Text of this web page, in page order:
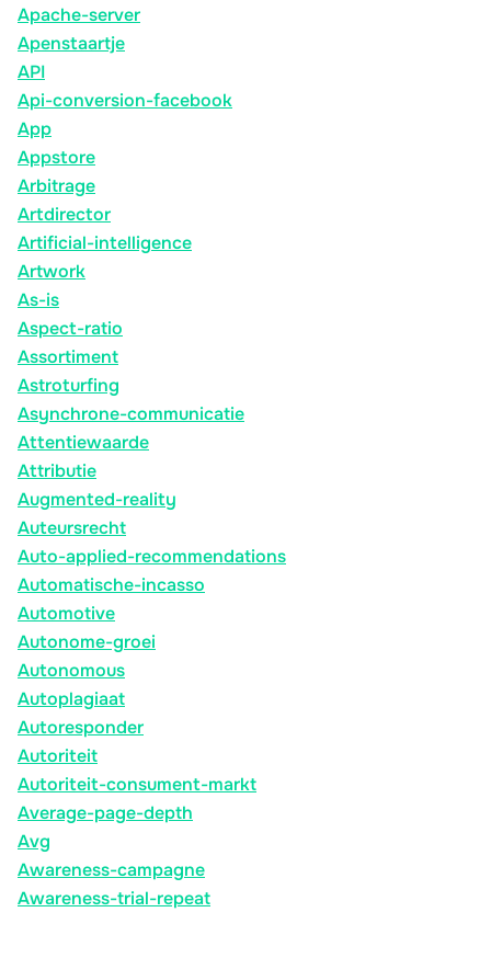
Apache-server
Apenstaartje
API
Api-conversion-facebook
App
Appstore
Arbitrage
Artdirector
Artificial-intelligence
Artwork
As-is
Aspect-ratio
Assortiment
Astroturfing
Asynchrone-communicatie
Attentiewaarde
Attributie
Augmented-reality
Auteursrecht
Auto-applied-recommendations
Automatische-incasso
Automotive
Autonome-groei
Autonomous
Autoplagiaat
Autoresponder
Autoriteit
Autoriteit-consument-markt
Average-page-depth
Avg
Awareness-campagne
Awareness-trial-repeat